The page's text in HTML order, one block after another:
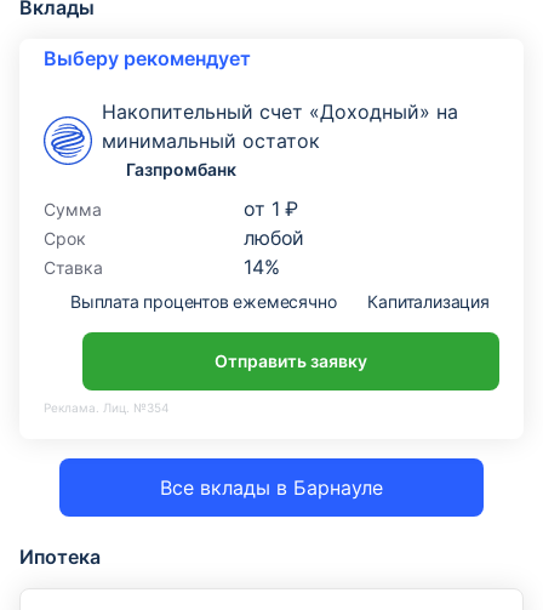
Вклады
Все вклады в Барнауле
Выберу рекомендует
Накопительный счет «Доходный» на
минимальный остаток
Газпромбанк
Сумма
от 1 ₽
Срок любой
Ставка 14%
Выплата процентов ежемесячно Капитализация
Отправить заявку
Реклама. Лиц. №354
Ипотека